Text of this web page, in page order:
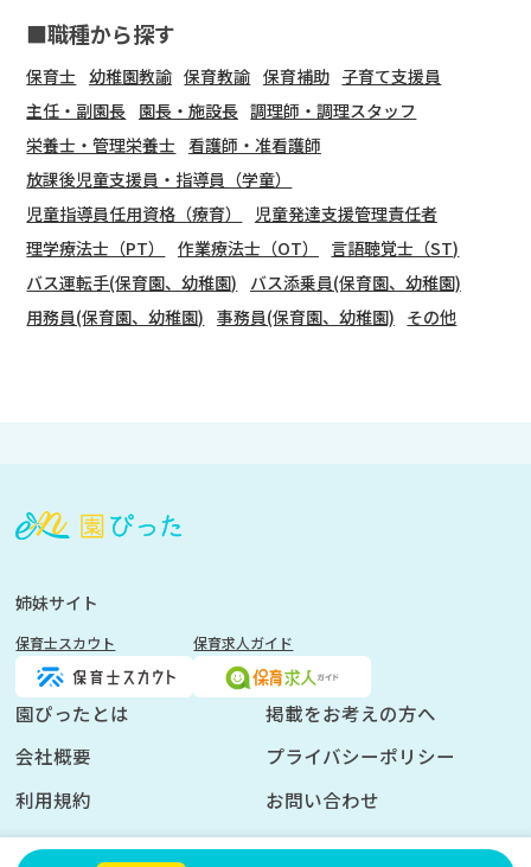
■職種から探す
保育士 幼稚園教諭 保育教諭 保育補助 子育て支援員
主任・副園長 園長・施設長 調理師・調理スタッフ
栄養士・管理栄養士 看護師・准看護師
放課後児童支援員・指導員（学童）
児童指導員任用資格（療育）
児童発達支援管理責任者
理学療法士（PT）
作業療法士（OT）
言語聴覚士（ST)
バス運転手(保育園、幼稚園)
バス添乗員(保育園、幼稚園)
用務員(保育園、幼稚園) 事務員(保育園、幼稚園) その他
登
く
イ
ン
姉妹サイト
保育士スカウト 保育求人ガイド
園ぴったとは
掲載をお考えの方へ
会社概要
プライバシーポリシー
利用規約
お問い合わせ